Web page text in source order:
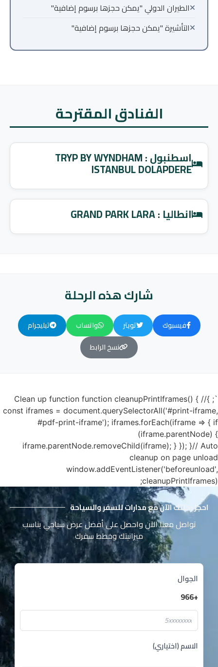
الطيران الدولي "يمكن حجزها برسوم إضافية"
التأشيرة "يمكن حجزها برسوم إضافية"
الفنادق المقترحة
اسطنبول : TRYP BY WYNDHAM
ISTANBUL DOLAPDERE
انطاليا : GRAND PARK LARA
شارك هذه الرحلة
فيسبوك تويتر واتساب
تيليجرام
نسخ الرابط
`; }// Clean up function function cleanupPrintIframes() {
const iframes = document.querySelectorAll('#print-iframe,
#pdf-print-iframe'); iframes.forEach(iframe => { if
(iframe.parentNode) {
iframe.parentNode.removeChild(iframe); } }); }// Auto
cleanup on page unload
window.addEventListener('beforeunload',
cleanupPrintIframes);
احجز رحلتك الآن مع مدارات للسفر والسياحة
تواصل معنا الآن واحصل على أفضل عرض سياحي يناسب
ميزانيتك وخطط سفرك
الجوال
+966
الاسم (اختياري)